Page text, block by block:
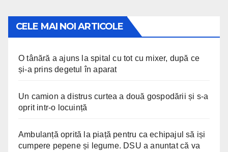
CELE MAI NOI ARTICOLE
O tânără a ajuns la spital cu tot cu mixer, după ce
și-a prins degetul în aparat
Un camion a distrus curtea a două gospodării și s-a
oprit intr-o locuință
Ambulanță oprită la piață pentru ca echipajul să iși
cumpere pepene și legume. DSU a anuntat că va